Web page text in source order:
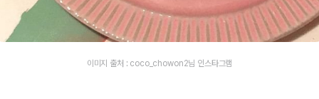
이미지 출처 : coco_chowon2님 인스타그램